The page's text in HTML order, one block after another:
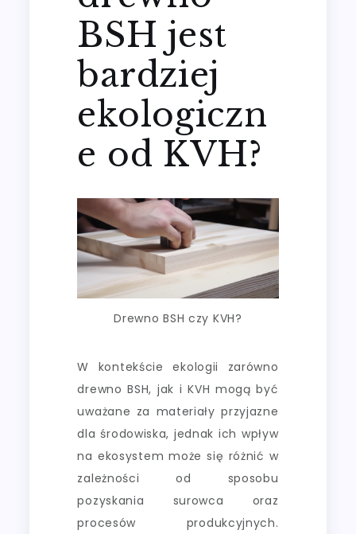
BSH jest
bardziej
ekologiczn
e od KVH?
Drewno BSH czy KVH?
W kontekście ekologii zarówno
drewno BSH, jak i KVH mogą być
uważane za materiały przyjazne
dla środowiska, jednak ich wpływ
na ekosystem może się różnić w
zależności od sposobu
pozyskania surowca oraz
procesów produkcyjnych.